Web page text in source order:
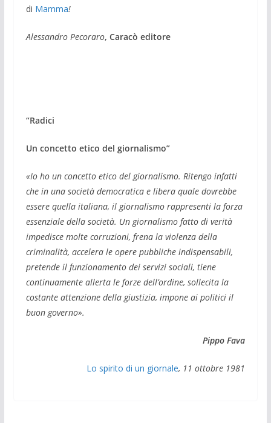
di Mamma!
Alessandro Pecoraro, Caracò editore
“Radici
Un concetto etico del giornalismo”
«Io ho un concetto etico del giornalismo. Ritengo infatti
che in una società democratica e libera quale dovrebbe
essere quella italiana, il giornalismo rappresenti la forza
essenziale della società. Un giornalismo fatto di verità
impedisce molte corruzioni, frena la violenza della
criminalità, accelera le opere pubbliche indispensabili,
pretende il funzionamento dei servizi sociali, tiene
continuamente allerta le forze dell’ordine, sollecita la
costante attenzione della giustizia, impone ai politici il
buon governo».
Pippo Fava
Lo spirito di un giornale, 11 ottobre 1981